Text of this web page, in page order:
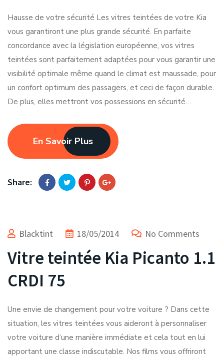
Hausse de votre sécurité Les vitres teintées de votre Kia
vous garantiront une plus grande sécurité. En parfaite
concordance avec la législation européenne, vos vitres
teintées sont parfaitement adaptées pour vous garantir une
visibilité optimale même quand le climat est maussade, pour
un confort optimum des passagers, et ceci de façon durable.
De plus, elles mettront vos possessions en sécurité…
En Savoir Plus
Share:
Blacktint 18/05/2014 No Comments
Vitre teintée Kia Picanto 1.1
CRDI 75
Une envie de changement pour votre voiture ? Dans cette
situation, les vitres teintées vous aideront à personnaliser
votre voiture d’une manière immédiate et cela tout en lui
apportant une classe indiscutable. Nos films vous offriront